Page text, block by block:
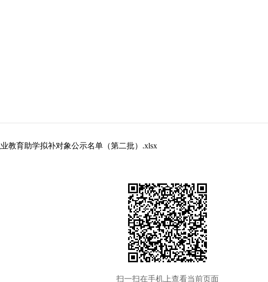
教育助学拟补对象公示名单（第二批）.xlsx
扫一扫在手机上查看当前页面